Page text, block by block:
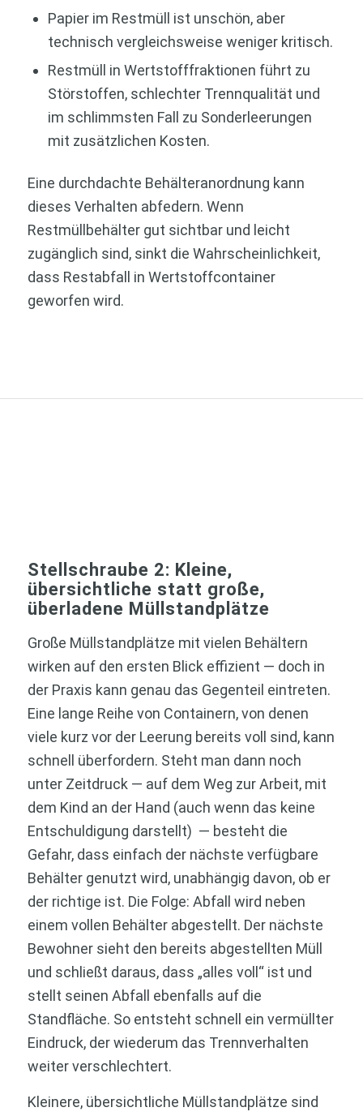
Papier im Restmüll ist unschön, aber
technisch vergleichsweise weniger kritisch.
Restmüll in Wertstofffraktionen führt zu
Störstoffen, schlechter Trennqualität und
im schlimmsten Fall zu Sonderleerungen
mit zusätzlichen Kosten.
Eine durchdachte Behälteranordnung kann
dieses Verhalten abfedern. Wenn
Restmüllbehälter gut sichtbar und leicht
zugänglich sind, sinkt die Wahrscheinlichkeit,
dass Restabfall in Wertstoffcontainer
geworfen wird.
Stellschraube 2: Kleine,
übersichtliche statt große,
überladene Müllstandplätze
Große Müllstandplätze mit vielen Behältern
wirken auf den ersten Blick effizient — doch in
der Praxis kann genau das Gegenteil eintreten.
Eine lange Reihe von Containern, von denen
viele kurz vor der Leerung bereits voll sind, kann
schnell überfordern. Steht man dann noch
unter Zeitdruck — auf dem Weg zur Arbeit, mit
dem Kind an der Hand (auch wenn das keine
Entschuldigung darstellt) — besteht die
Gefahr, dass einfach der nächste verfügbare
Behälter genutzt wird, unabhängig davon, ob er
der richtige ist. Die Folge: Abfall wird neben
einem vollen Behälter abgestellt. Der nächste
Bewohner sieht den bereits abgestellten Müll
und schließt daraus, dass „alles voll“ ist und
stellt seinen Abfall ebenfalls auf die
Standfläche. So entsteht schnell ein vermüllter
Eindruck, der wiederum das Trennverhalten
weiter verschlechtert.
Kleinere, übersichtliche Müllstandplätze sind